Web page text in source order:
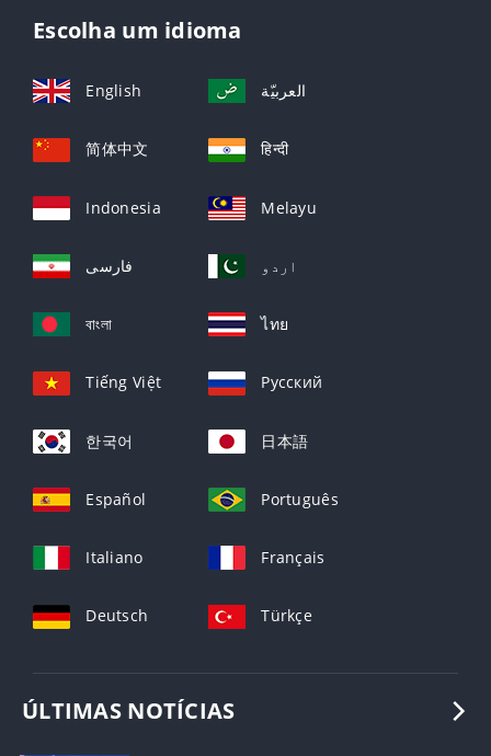
Escolha um idioma
English العربيّة
简体中文 हिन्दी
Indonesia Melayu
فارسی اردو
বাংলা ไทย
Tiếng Việt Русский
한국어 日本語
Español Português
Italiano Français
Deutsch Türkçe
ÚLTIMAS NOTÍCIAS